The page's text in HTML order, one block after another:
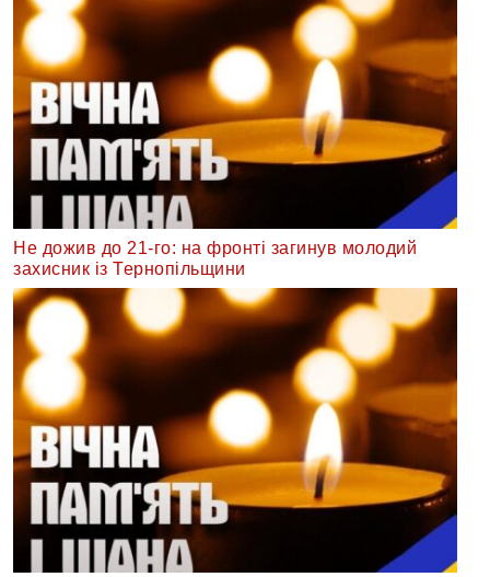
Не дожив до 21-го: на фронті загинув молодий
захисник із Тернопільщини